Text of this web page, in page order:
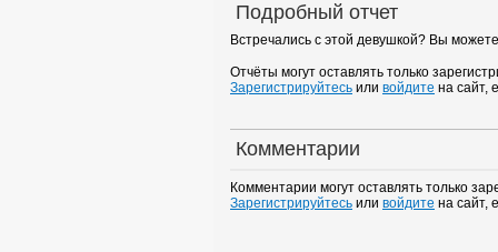
Подробный отчет
Встречались с этой девушкой? Вы
Отчёты могут оставлять только
Зарегистрируйтесь или войдите на сайт,
Комментарии
Комментарии могут оставлять только
Зарегистрируйтесь или войдите на сайт,